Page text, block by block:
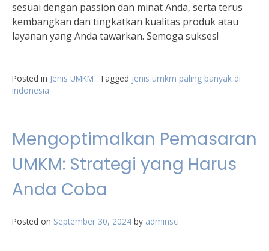
sesuai dengan passion dan minat Anda, serta terus
kembangkan dan tingkatkan kualitas produk atau
layanan yang Anda tawarkan. Semoga sukses!
Posted in Jenis UMKM Tagged jenis umkm paling banyak di
indonesia
Mengoptimalkan Pemasaran
UMKM: Strategi yang Harus
Anda Coba
Posted on September 30, 2024 by adminsci